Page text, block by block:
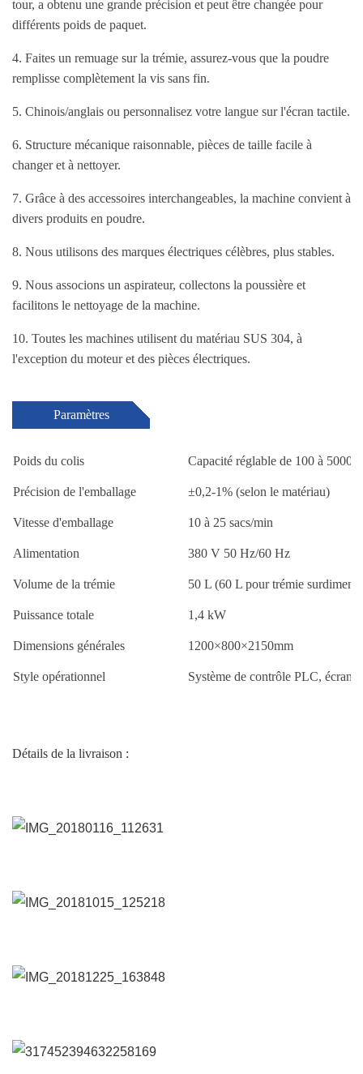
tour, a obtenu une grande précision et peut être changée pour
différents poids de paquet.
4. Faites un remuage sur la trémie, assurez-vous que la poudre
remplisse complètement la vis sans fin.
5. Chinois/anglais ou personnalisez votre langue sur l'écran tactile.
6. Structure mécanique raisonnable, pièces de taille facile à
changer et à nettoyer.
7. Grâce à des accessoires interchangeables, la machine convient à
divers produits en poudre.
8. Nous utilisons des marques électriques célèbres, plus stables.
9. Nous associons un aspirateur, collectons la poussière et
facilitons le nettoyage de la machine.
10. Toutes les machines utilisent du matériau SUS 304, à
l'exception du moteur et des pièces électriques.
Paramètres
Poids du colis Capacité réglable de 100 à 5000
Précision de l'emballage ±0,2-1% (selon le matériau)
Vitesse d'emballage 10 à 25 sacs/min
Alimentation 380 V 50 Hz/60 Hz
Volume de la trémie 50 L (60 L pour trémie
Puissance totale 1,4 kW
Dimensions générales 1200×800×2150mm
Style opérationnel Système de contrôle PLC, écran
Détails de la livraison :